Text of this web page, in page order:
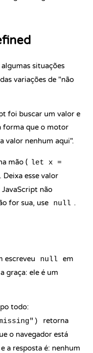
situações
variações de "não
foi buscar um valor e
forma que o motor
valor nenhum aqui".
mão ( let x =
Deixa esse valor
não
for sua, use
null .
escreveu null em
graça: ele é um
todo:
retorna
o navegador está
a resposta é: nenhum